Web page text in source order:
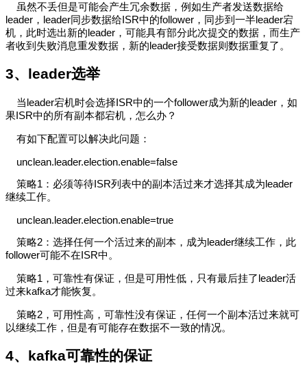
虽然不丢但是可能会产生冗余数据，例如生产者发送数据给
leader，leader同步数据给ISR中的follower，同步到一半leader宕
机，此时选出新的leader，可能具有部分此次提交的数据，而生产
者收到失败消息重发数据，新的leader接受数据则数据重复了。
3、 leader选举
当leader宕机时会选择ISR中的一个follower成为新的leader，如
果ISR中的所有副本都宕机，怎么办？
有如下配置可以解决此问题：
unclean.leader.election.enable=false
策略1：必须等待ISR列表中的副本活过来才选择其成为leader
继续工作。
unclean.leader.election.enable=true
策略2：选择任何一个活过来的副本，成为leader继续工作，此
follower可能不在ISR中。
策略1，可靠性有保证，但是可用性低，只有最后挂了leader活
过来kafka才能恢复。
策略2，可用性高，可靠性没有保证，任何一个副本活过来就可
以继续工作，但是有可能存在数据不一致的情况。
4、 kafka可靠性的保证